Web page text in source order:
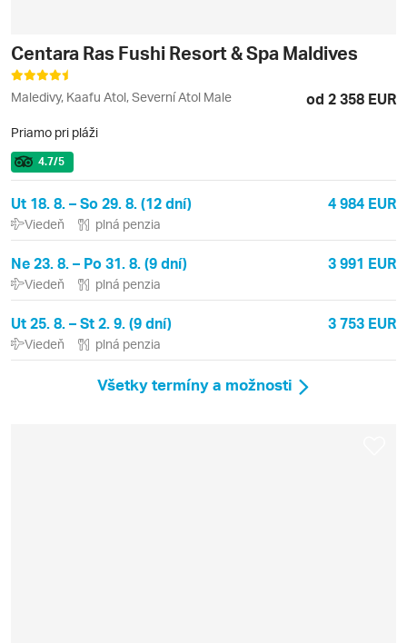
Centara Ras Fushi Resort & Spa Maldives
Maledivy, Kaafu Atol, Severní Atol Male od 2 358 EUR
Priamo pri pláži
4.7/5
Ut 18. 8. – So 29. 8. (12 dní) 4 984 EUR
Viedeň plná penzia
Ne 23. 8. – Po 31. 8. (9 dní) 3 991 EUR
Viedeň plná penzia
Ut 25. 8. – St 2. 9. (9 dní) 3 753 EUR
Viedeň plná penzia
Všetky termíny a možnosti